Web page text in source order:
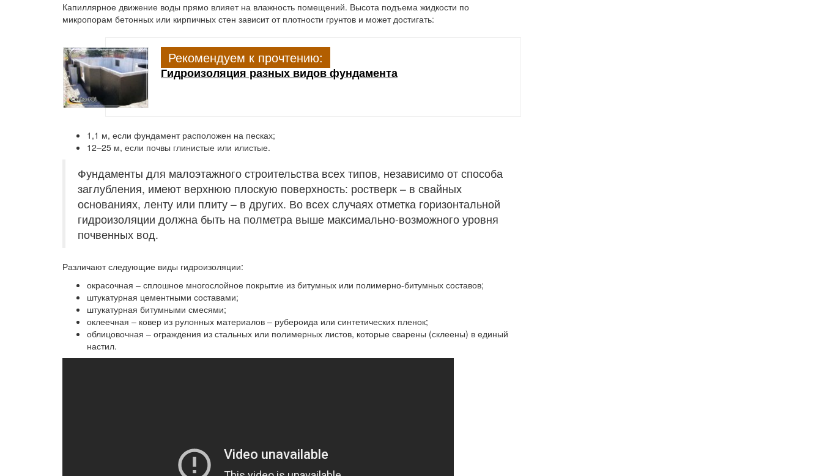
Капиллярное движение воды прямо влияет на влажность помещений. Высота подъема жидкости по
микропорам бетонных или кирпичных стен зависит от плотности грунтов и может достигать:
Рекомендуем к прочтению:
Гидроизоляция разных видов фундамента
1,1 м, если фундамент расположен на песках;
12–25 м, если почвы глинистые или илистые.
Фундаменты для малоэтажного строительства всех типов, независимо от способа
заглубления, имеют верхнюю плоскую поверхность: ростверк – в свайных
основаниях, ленту или плиту – в других. Во всех случаях отметка горизонтальной
гидроизоляции должна быть на полметра выше максимально-возможного уровня
почвенных вод.
Различают следующие виды гидроизоляции:
окрасочная – сплошное многослойное покрытие из битумных или полимерно-битумных составов;
штукатурная цементными составами;
штукатурная битумными смесями;
оклеечная – ковер из рулонных материалов – рубероида или синтетических пленок;
облицовочная – ограждения из стальных или полимерных листов, которые сварены (склеены) в единый
настил.